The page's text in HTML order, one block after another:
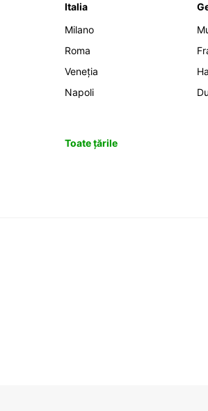
Italia
Milano
Roma
Veneția
Napoli
Toate țările